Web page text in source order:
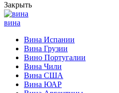
Закрыть
вина
Вина Испании
Вина Грузии
Вино Португалии
Вина Чили
Вина США
Вина ЮАР